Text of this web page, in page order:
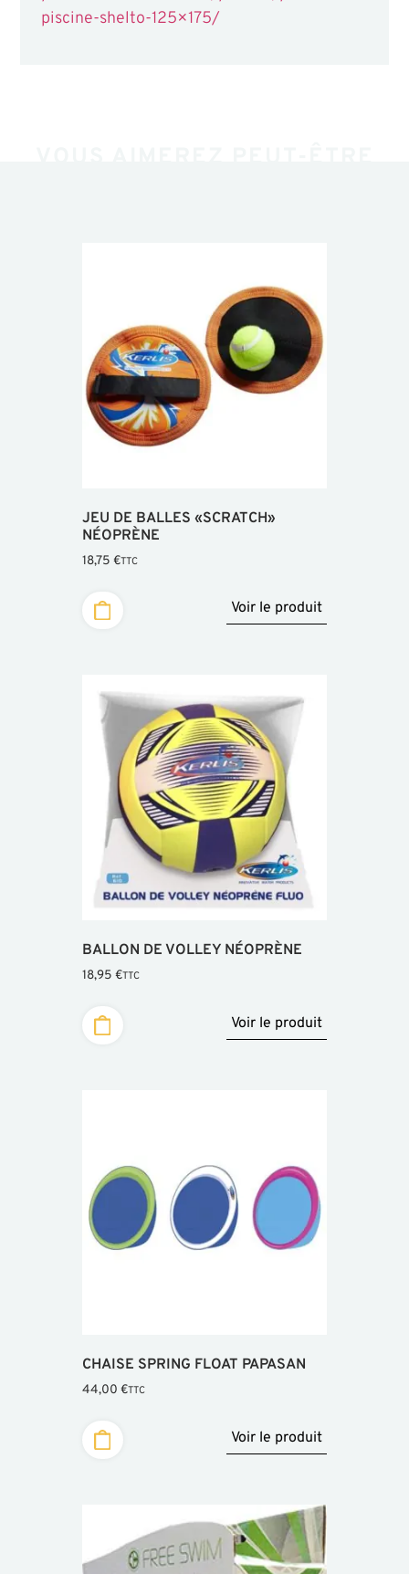
piscine-shelto-125×175/
JEU DE BALLES «SCRATCH»
NÉOPRÈNE
18,75 €TTC
Voir le produit
BALLON DE VOLLEY NÉOPRÈNE
18,95 €TTC
Voir le produit
CHAISE SPRING FLOAT PAPASAN
44,00 €TTC
Voir le produit